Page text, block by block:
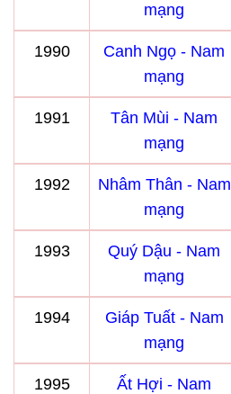
mạng
1990
Canh Ngọ - Nam
mạng
1991
Tân Mùi - Nam
mạng
1992
Nhâm Thân - Nam
mạng
1993
Quý Dậu - Nam
mạng
1994
Giáp Tuất - Nam
mạng
1995
Ất Hợi - Nam